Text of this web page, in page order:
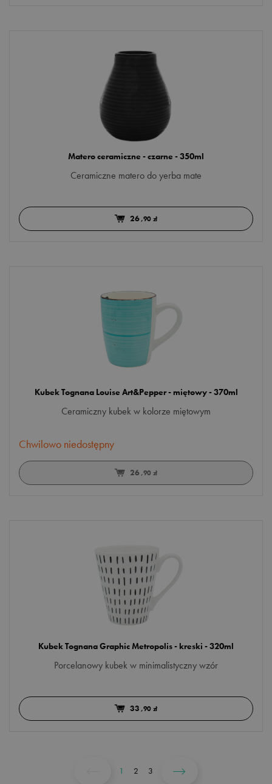
Matero ceramiczne - czarne - 350ml
Ceramiczne matero do yerba mate
26,90 zł
Kubek Tognana Louise Art&Pepper - miętowy - 370ml
Ceramiczny kubek w kolorze miętowym
Chwilowo niedostępny
26,90 zł
Kubek Tognana Graphic Metropolis - kreski - 320ml
Porcelanowy kubek w minimalistyczny wzór
33,90 zł
1 2 3